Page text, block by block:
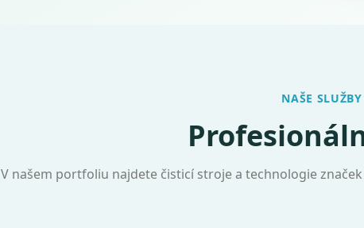
NAŠE SLUŽBY
V našem portfoliu najdete čisticí stroje a technologie